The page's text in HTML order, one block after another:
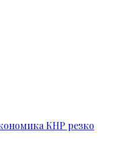
КНР резко